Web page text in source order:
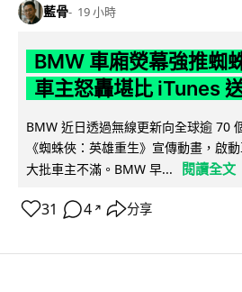
藍骨 19 小時
BMW 車廂熒幕強推蜘
車主怒轟堪比 iTunes
BMW 近日透過無線更新向全球逾 70
《蜘蛛俠：英雄重生》宣傳動畫，啟
大批車主不滿。BMW 早...
閱讀全文
31 4 ↗ 分享